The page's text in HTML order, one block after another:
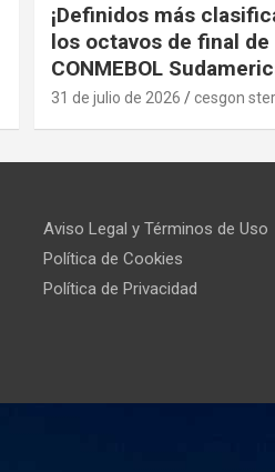
¡Definidos más
los octavos de final de
CONMEBOL
31 de julio de 2026 cesgon
Aviso Legal y Términos de Uso
Política de Cookies
Política de Privacidad